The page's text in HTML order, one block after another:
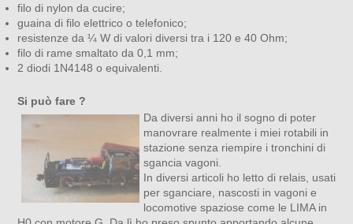
filo di nylon da cucire;
guaina di filo elettrico o telefonico;
resistenze da ¼ W di valori diversi tra i 120 e 40 Ohm;
filo di rame smaltato da 0,1 mm;
2 diodi 1N4148 o equivalenti.
Si può fare ?
Da diversi anni ho il sogno di poter
manovrare realmente i miei rotabili in
stazione senza riempire i tronchini di
sgancia vagoni.
In diversi articoli ho letto di relais, usati
per sganciare, nascosti in vagoni e
locomotive spaziose come le LIMA in